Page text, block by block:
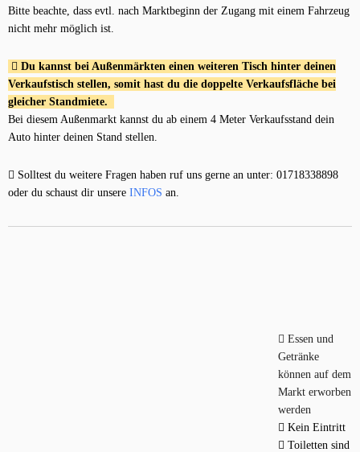
Bitte beachte, dass evtl. nach Marktbeginn der Zugang mit einem Fahrzeug
nicht mehr möglich ist.
Du kannst bei Außenmärkten einen weiteren Tisch hinter deinen
Verkaufstisch stellen, somit hast du die doppelte Verkaufsfläche bei
gleicher Standmiete.
Bei diesem Außenmarkt kannst du ab einem 4 Meter Verkaufsstand dein
Auto hinter deinen Stand stellen.
Solltest du weitere Fragen haben ruf uns gerne an unter: 01718338898
oder du schaust dir unsere INFOS an.
Essen und
Getränke
können auf dem
Markt erworben
werden
Kein Eintritt
Toiletten sind